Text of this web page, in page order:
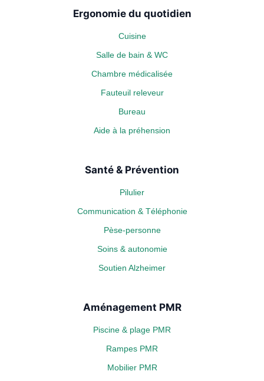
Ergonomie du quotidien
Cuisine
Salle de bain & WC
Chambre médicalisée
Fauteuil releveur
Bureau
Aide à la préhension
Santé & Prévention
Pilulier
Communication & Téléphonie
Pèse-personne
Soins & autonomie
Soutien Alzheimer
Aménagement PMR
Piscine & plage PMR
Rampes PMR
Mobilier PMR